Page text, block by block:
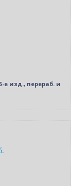
е изд., перераб. и